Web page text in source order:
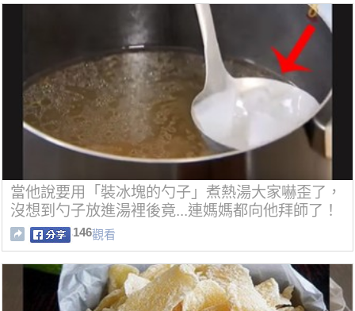
當他說要用「裝冰塊的勺子」煮熱湯大家嚇歪了，
沒想到勺子放進湯裡後竟...連媽媽都向他拜師了！
146觀看